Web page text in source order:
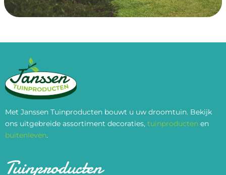
Met Janssen Tuinproducten bouwt u uw droomtuin. Bekijk
ons uitgebreide assortiment decoraties, tuinproducten en
buitenleven.
Tuinproducten